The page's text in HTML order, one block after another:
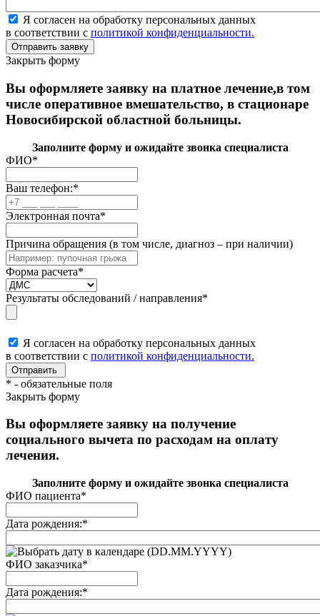
Я согласен на обработку персональных данных
в соответствии с политикой конфиденциальности.
Закрыть форму
Вы оформляете заявку на платное лечение,в том
числе оперативное вмешательство, в стационаре
Новосибирской областной больницы.
Заполните форму и ожидайте звонка специалиста
ФИО*
Ваш телефон:*
Электронная почта*
Причина обращения (в том числе, диагноз – при наличии)
Форма расчета*
Результаты обследований / направления*
Я согласен на обработку персональных данных
в соответствии с политикой конфиденциальности.
* - обязательные поля
Закрыть форму
Вы оформляете заявку на получение
социального вычета по расходам на оплату
лечения.
Заполните форму и ожидайте звонка специалиста
ФИО пациента*
Дата рождения:*
(DD.MM.YYYY)
ФИО заказчика*
Дата рождения:*